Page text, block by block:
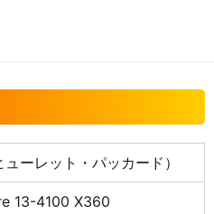
ューレット・パッカード）
13-4100 X360